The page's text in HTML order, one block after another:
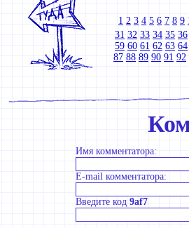
1 2 3 4 5 6 7 8 9
31 32 33 34 35 36
59 60 61 62 63 64
87 88 89 90 91 92
Имя комментатора:
E-mail комментатора:
Введите код 9af7